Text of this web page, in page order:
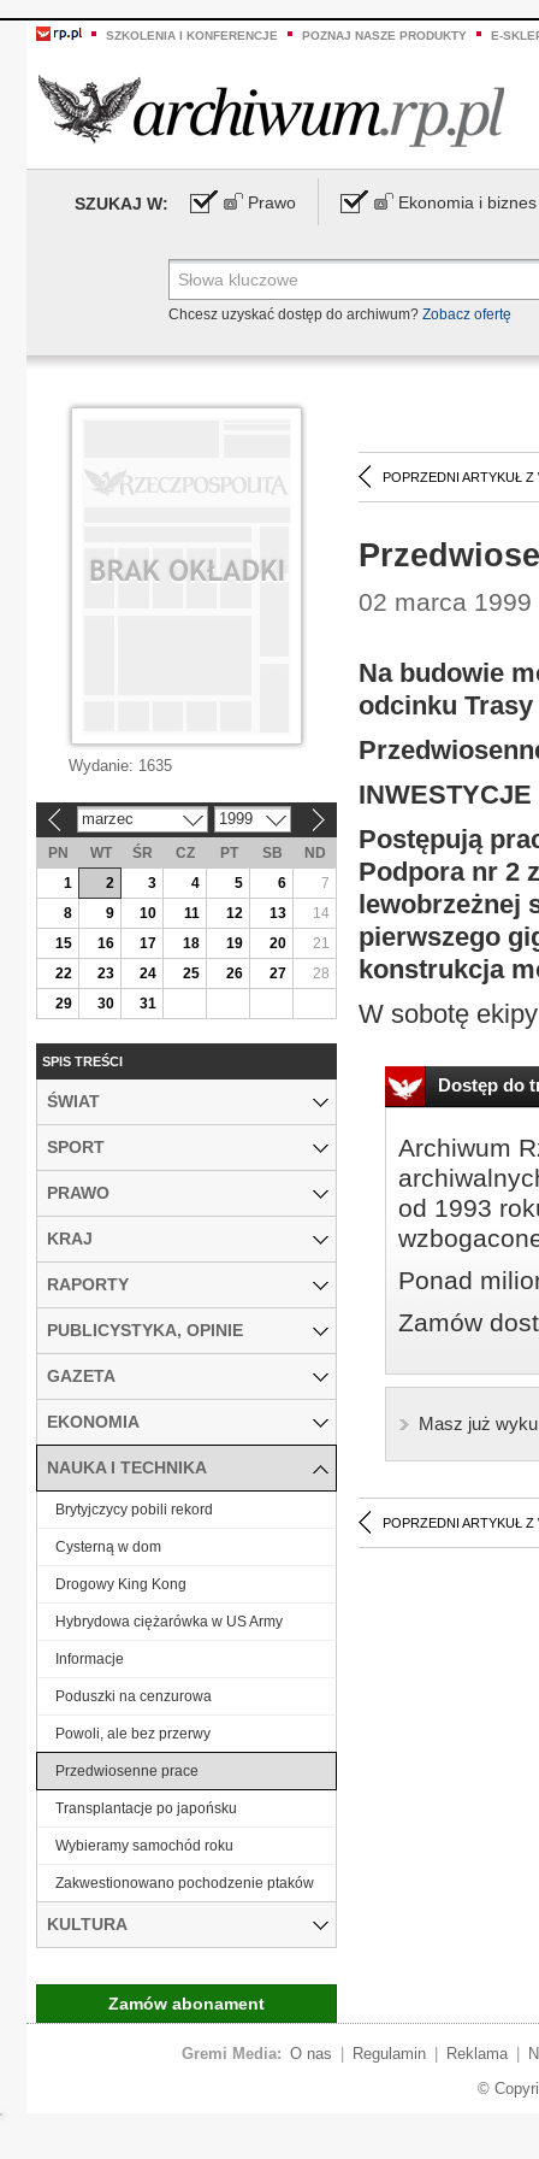
SZKOLENIA I KONFERENCJE POZNAJ NASZE PRODUKTY E-
SZUKAJ W: Prawo Ekonomia i biznes
Chcesz uzyskać dostęp do archiwum? Zobacz ofertę
POPRZEDNI ARTYKUŁ Z
02 marca
Na budowie
odcinku
INWESTYCJE
Postępują
Podpora nr 2
lewobrzeżnej
pierwszego
konstrukcja
W sobotę
Dostęp do
Archiwum
od 1993
Ponad
Zamów
Masz już
POPRZEDNI ARTYKUŁ Z
Wydanie: 1635
marzec 1999
PN WT ŚR CZ PT SB
ND
1
2 3 4 5 6
7
8
9 10 11 12 13
14
15
16 17 18 19 20
21
22
23 24 25 26 27
28
29
30 31
SPIS TREŚCI
ŚWIAT
SPORT
PRAWO
KRAJ
RAPORTY
PUBLICYSTYKA, OPINIE
GAZETA
EKONOMIA
NAUKA I TECHNIKA
Brytyjczycy pobili rekord
Cysterną w dom
Drogowy King Kong
Hybrydowa ciężarówka w US Army
Informacje
Poduszki na cenzurowa
Powoli, ale bez przerwy
Przedwiosenne prace
Transplantacje po japońsku
Wybieramy samochód roku
Zakwestionowano pochodzenie ptaków
KULTURA
Zamów abonament
Gremi Media: O nas Regulamin Reklama
©